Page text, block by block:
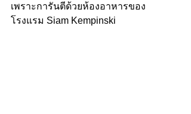
เพราะการันตีด้วยห้องอาหารของ
โรงแรม Siam Kempinski